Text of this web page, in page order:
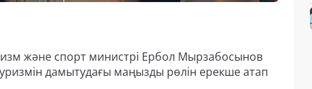
және спорт министрі Ербол Мырзабосынов
дамытудағы маңызды рөлін ерекше атап